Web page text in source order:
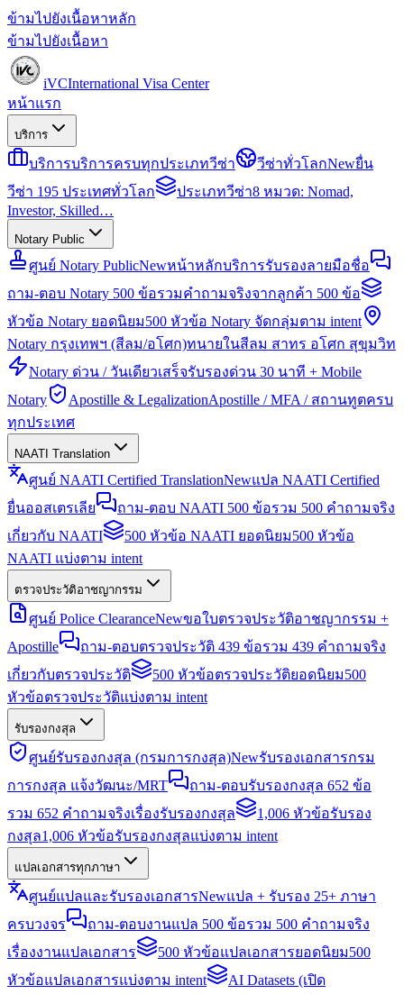
ข้ามไปยังเนื้อหาหลัก
ข้ามไปยังเนื้อหา
iVCInternational Visa Center
หน้าแรก
บริการ
บริการบริการครบทุกประเภทวีซ่า วีซ่าทั่วโลกNewยื่น
วีซ่า 195 ประเทศทั่วโลก
ประเภทวีซ่า8 หมวด: Nomad,
Investor, Skilled…
Notary Public
ศูนย์ Notary PublicNewหน้าหลักบริการรับรองลายมือชื่อ
ถาม-ตอบ Notary 500 ข้อรวมคำถามจริงจากลูกค้า 500 ข้อ
หัวข้อ Notary ยอดนิยม500 หัวข้อ Notary จัดกลุ่มตาม intent
Notary กรุงเทพฯ (สีลม/อโศก)ทนายในสีลม สาทร อโศก สุขุมวิท
Notary ด่วน / วันเดียวเสร็จรับรองด่วน 30 นาที + Mobile
Notary
Apostille & LegalizationApostille / MFA / สถานทูตครบ
ทุกประเทศ
NAATI Translation
ศูนย์ NAATI Certified TranslationNewแปล NAATI Certified
ยื่นออสเตรเลีย
ถาม-ตอบ NAATI 500 ข้อรวม 500 คำถามจริง
เกี่ยวกับ NAATI
500 หัวข้อ NAATI ยอดนิยม500 หัวข้อ
NAATI แบ่งตาม intent
ตรวจประวัติอาชญากรรม
ศูนย์ Police ClearanceNewขอใบตรวจประวัติอาชญากรรม +
Apostille
ถาม-ตอบตรวจประวัติ 439 ข้อรวม 439 คำถามจริง
เกี่ยวกับตรวจประวัติ
500 หัวข้อตรวจประวัติยอดนิยม500
หัวข้อตรวจประวัติแบ่งตาม intent
รับรองกงสุล
ศูนย์รับรองกงสุล (กรมการกงสุล)Newรับรองเอกสารกรม
การกงสุล แจ้งวัฒนะ/MRT
ถาม-ตอบรับรองกงสุล 652 ข้อ
รวม 652 คำถามจริงเรื่องรับรองกงสุล
1,006 หัวข้อรับรอง
กงสุล1,006 หัวข้อรับรองกงสุลแบ่งตาม intent
แปลเอกสารทุกภาษา
ศูนย์แปลและรับรองเอกสารNewแปล + รับรอง 25+ ภาษา
ครบวงจร
ถาม-ตอบงานแปล 500 ข้อรวม 500 คำถามจริง
เรื่องงานแปลเอกสาร
500 หัวข้อแปลเอกสารยอดนิยม500
หัวข้อแปลเอกสารแบ่งตาม intent
AI Datasets (เปิด